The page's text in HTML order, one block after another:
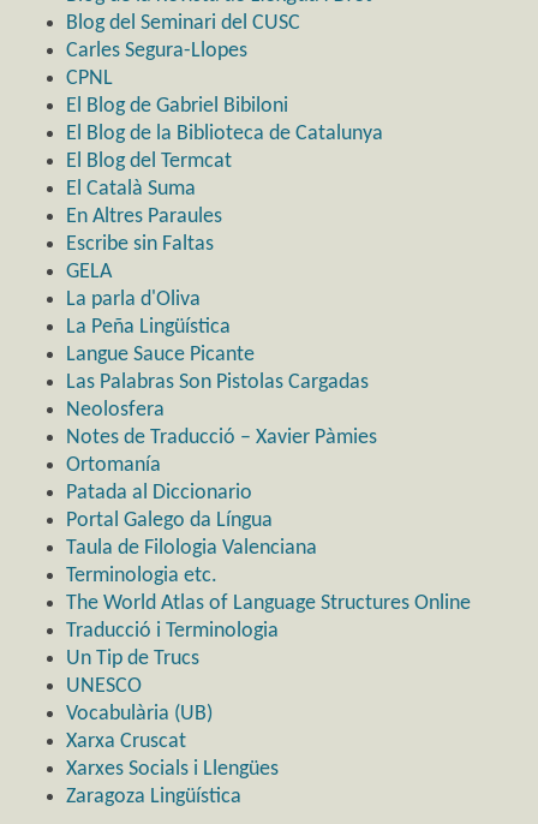
Blog del Seminari del CUSC
Carles Segura-Llopes
CPNL
El Blog de Gabriel Bibiloni
El Blog de la Biblioteca de Catalunya
El Blog del Termcat
El Català Suma
En Altres Paraules
Escribe sin Faltas
GELA
La parla d'Oliva
La Peña Lingüística
Langue Sauce Picante
Las Palabras Son Pistolas Cargadas
Neolosfera
Notes de Traducció – Xavier Pàmies
Ortomanía
Patada al Diccionario
Portal Galego da Língua
Taula de Filologia Valenciana
Terminologia etc.
The World Atlas of Language Structures Online
Traducció i Terminologia
Un Tip de Trucs
UNESCO
Vocabulària (UB)
Xarxa Cruscat
Xarxes Socials i Llengües
Zaragoza Lingüística